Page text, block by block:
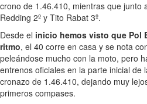
crono de 1.46.410, mientras que junto
Redding 2º y Tito Rabat 3º.
Desde el inicio hemos visto que Pol
ritmo, el 40 corre en casa y se nota
peleándose mucho con la moto, pero
entrenos oficiales en la parte inicial de
cronazo de 1.46.410, dejando muy
primeros compases.